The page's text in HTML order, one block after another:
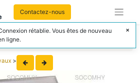
Contactez-nous
>
rétablie. Vous êtes de nouveau
ligne.